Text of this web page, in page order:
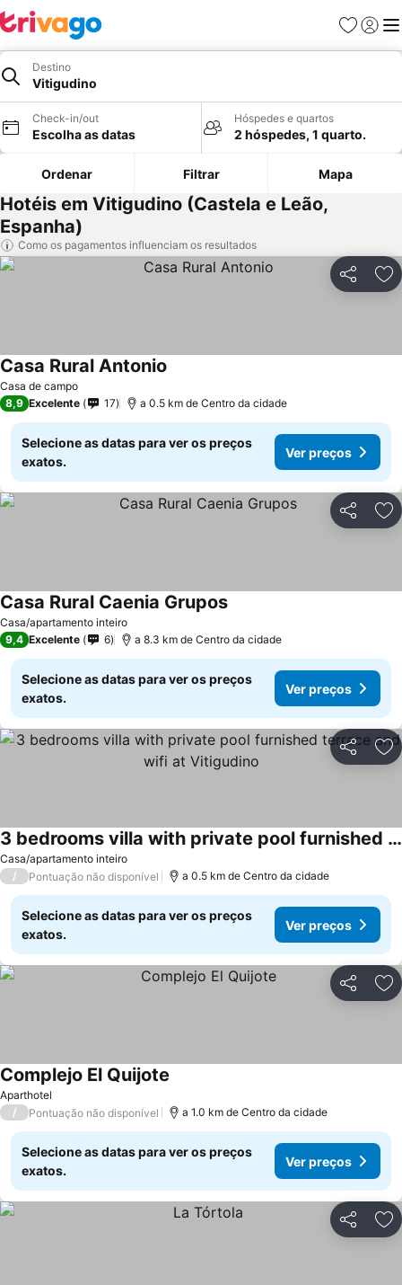
Favoritos
Iniciar
Destino
Vitigudino
Check-in/out
Escolha as datas
Hóspedes e quartos
2 hóspedes, 1 quarto.
Ordenar Filtrar Mapa
Hotéis em Vitigudino (Castela e Leão,
Espanha)
Como os pagamentos influenciam os resultados
Partilhar
Casa de campo
Casa Rural Antonio
8,9 Excelente 17 a 0.5 km de Centro da cidade
Selecione as datas para ver os preços
exatos.
Ver preços
Partilhar
Casa/apartamento inteiro
Casa Rural Caenia Grupos
9,4 Excelente 6 a 8.3 km de Centro da cidade
Selecione as datas para ver os preços
exatos.
Ver preços
Partilhar
Casa/apartamento inteiro
3 bedrooms villa with private pool furnished terrace and wifi at Vitigudino
/ Pontuação não disponível a 0.5 km de Centro da cidade
Selecione as datas para ver os preços
exatos.
Ver preços
Partilhar
Aparthotel
Complejo El Quijote
/ Pontuação não disponível a 1.0 km de Centro da cidade
Selecione as datas para ver os preços
exatos.
Ver preços
Partilhar